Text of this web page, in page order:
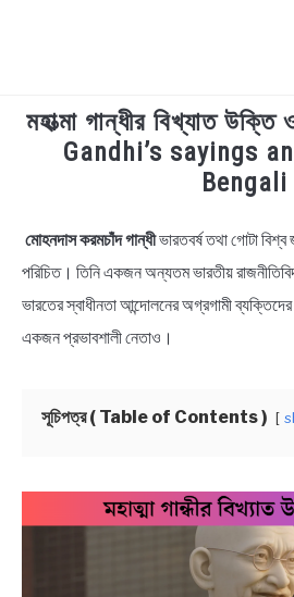
TECHNOLOGY
BIOGRAPHY
EDUCATIONAL
QUOTES & CAPTIONS
NEWS
মহাত্মা গান্ধীর বিখ্যাত
Gandhi’s sayings
Bengali
in
Bengali
Status,Motivational
মোহনদাস করমচাঁদ গান্ধীভারতবর্ষ তথা গোটা বিশ্ব
পরিচিত। তিনি একজন অন্যতম ভারতীয়
ভারতের স্বাধীনতা আন্দোলনের অগ্রগামী
একজন প্রভাবশালী নেতাও।
সূচিপত্র ( Table of Contents )